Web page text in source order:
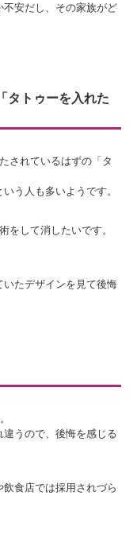
安だし、その家族がど
トゥーを入れた
されているはずの「タ
う人も多いようです。
をして消したいです。
たデザインを見て後悔
うので、後悔を感じる
食店では採用されづら